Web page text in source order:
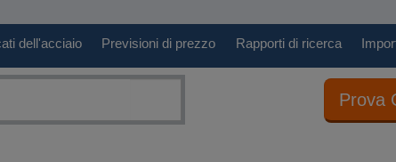
dell'acciaio Previsioni di prezzo Rapporti di ricerca
Prova